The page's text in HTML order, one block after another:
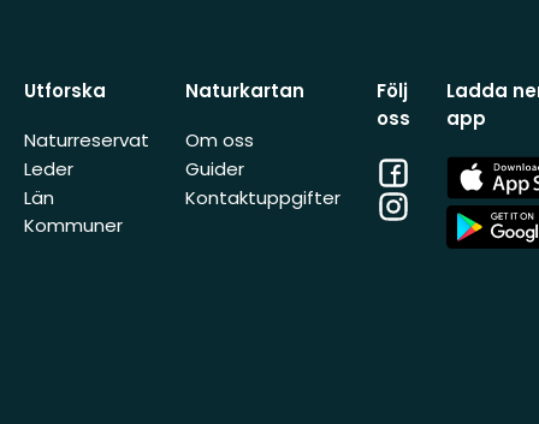
Utforska
Naturreservat
Leder
Län
Kommuner
Naturkartan
Om oss
Guider
Kontaktuppgifter
Följ
oss
Facebook
Instagram
Ladda
app
App
Store
App
Store